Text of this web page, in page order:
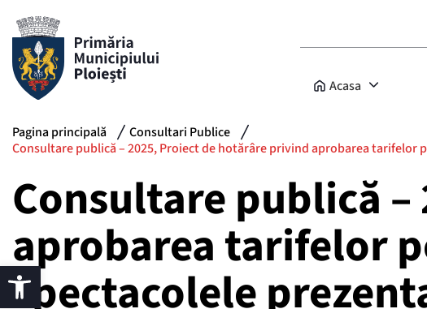
Acasa
Pagina principală
Consultari Publice
Consultare publică – 2025, Proiect de hotărâre privind aprobarea tarifelor
Consultare publică
aprobarea tarifelor
spectacolele